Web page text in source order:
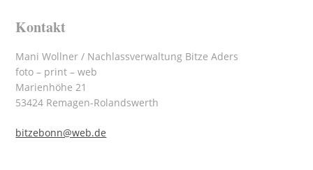
Kontakt
Mani Wollner / Nachlassverwaltung Bitze Aders
foto – print – web
Marienhöhe 21
53424 Remagen-Rolandswerth
bitzebonn@web.de